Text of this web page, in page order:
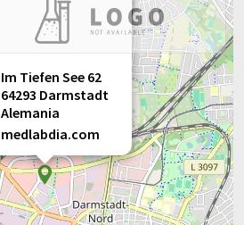
Im Tiefen See 62
64293 Darmstadt
Alemania
medlabdia.com